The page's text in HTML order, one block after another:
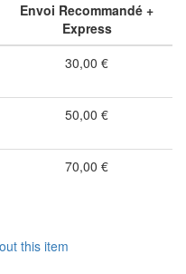
Envoi Recommandé +
Express
30,00 €
50,00 €
70,00 €
this item